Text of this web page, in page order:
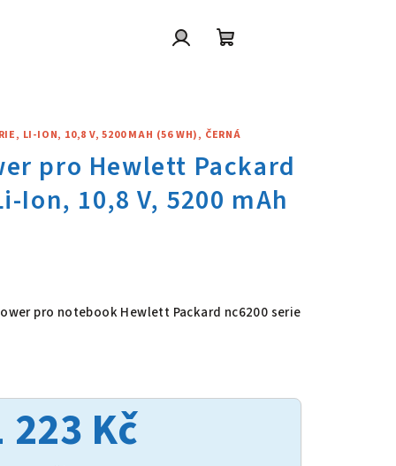
LI-ION, 10,8 V, 5200 MAH (56 WH), ČERNÁ
pro Hewlett Packard
pro notebook Hewlett Packard nc6200 serie
223 Kč